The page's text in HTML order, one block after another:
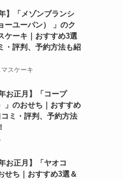
】「メゾンブランシ
ーユーパン） 」のク
ケーキ｜おすすめ3選
・評判、予約方法も紹
マスケーキ
お正月】「コープ
」のおせち｜おすすめ
ミ・評判、予約方法
お正月】「ヤオコ
せち｜おすすめ3選＆